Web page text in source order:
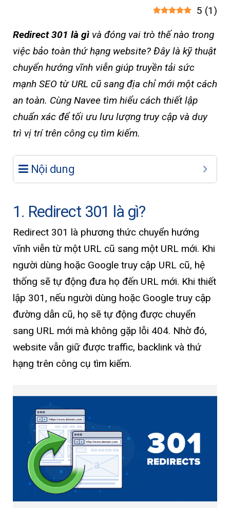
5 (1 )
Redirect 301 là gì và đóng vai trò thế nào trong
việc bảo toàn thứ hạng website? Đây là kỹ thuật
chuyển hướng vĩnh viễn giúp truyền tải sức
mạnh SEO từ URL cũ sang địa chỉ mới một cách
an toàn. Cùng Navee tìm hiểu cách thiết lập
chuẩn xác để tối ưu lưu lượng truy cập và duy
trì vị trí trên công cụ tìm kiếm.
Nội dung
1. Redirect 301 là gì?
Redirect 301 là phương thức chuyển hướng
vĩnh viễn từ một URL cũ sang một URL mới. Khi
người dùng hoặc Google truy cập URL cũ, hệ
thống sẽ tự động đưa họ đến URL mới. Khi thiết
lập 301, nếu người dùng hoặc Google truy cập
đường dẫn cũ, họ sẽ tự động được chuyển
sang URL mới mà không gặp lỗi 404. Nhờ đó,
website vẫn giữ được traffic, backlink và thứ
hạng trên công cụ tìm kiếm.